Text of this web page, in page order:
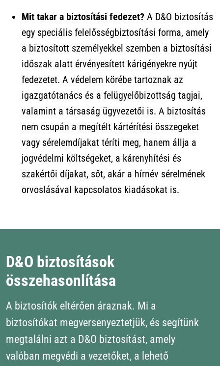
Mit takar a biztosítási fedezet? A D&O biztosítás
egy speciális felelősségbiztosítási forma, amely
a biztosított személyekkel szemben a biztosítási
időszak alatt érvényesített kárigényekre nyújt
fedezetet. A védelem körébe tartoznak az
igazgatótanács és a felügyelőbizottság tagjai,
valamint a társaság ügyvezetői is. A biztosítás
nem csupán a megítélt kártérítési összegeket
vagy sérelemdíjakat téríti meg, hanem állja a
jogvédelmi költségeket, a kárenyhítési és
szakértői díjakat, sőt, akár a hírnév sérelmének
orvoslásával kapcsolatos kiadásokat is.
D&O biztosítások
összehasonlítása
A biztosítók eltérően áraznak. Mi a
biztosítókat megversenyeztetjük, és segítünk
megtalálni azt a D&O biztosítást, amely
valóban megvédi a vezetőket, a lehető